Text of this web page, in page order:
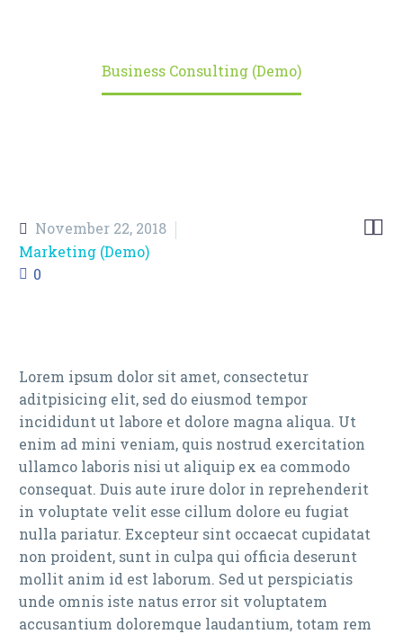
Business Consulting (Demo)

November 22, 2018
Marketing (Demo)
0
Lorem ipsum dolor sit amet, consectetur
aditpisicing elit, sed do eiusmod tempor
incididunt ut labore et dolore magna aliqua. Ut
enim ad mini veniam, quis nostrud exercitation
ullamco laboris nisi ut aliquip ex ea commodo
consequat. Duis aute irure dolor in reprehenderit
in voluptate velit esse cillum dolore eu fugiat
nulla pariatur. Excepteur sint occaecat cupidatat
non proident, sunt in culpa qui officia deserunt
mollit anim id est laborum. Sed ut perspiciatis
unde omnis iste natus error sit voluptatem
accusantium doloremque laudantium, totam rem